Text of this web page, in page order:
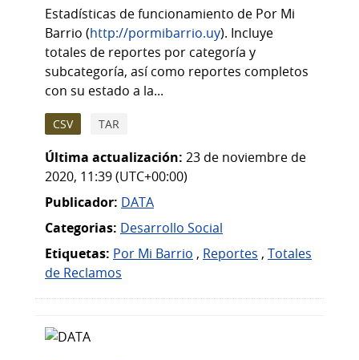
Estadísticas de funcionamiento de Por Mi
Barrio (http://pormibarrio.uy). Incluye
totales de reportes por categoría y
subcategoría, así como reportes completos
con su estado a la...
CSV TAR
Última actualización: 23 de noviembre de
2020, 11:39 (UTC+00:00)
Publicador: DATA
Categorias: Desarrollo Social
Etiquetas: Por Mi Barrio , Reportes , Totales
de Reclamos